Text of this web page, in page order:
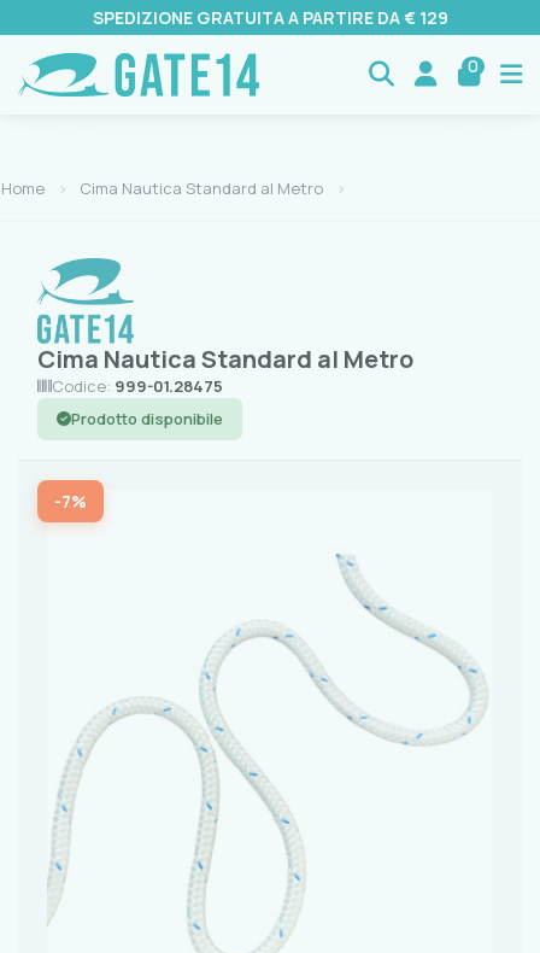
SPEDIZIONE GRATUITA A PARTIRE DA € 129
0
Home Cima Nautica Standard al Metro
Cima Nautica Standard al Metro
Codice: 999-01.28475
Prodotto disponibile
-7%